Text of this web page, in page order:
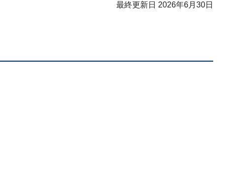
最終更新日 2026年6月30日